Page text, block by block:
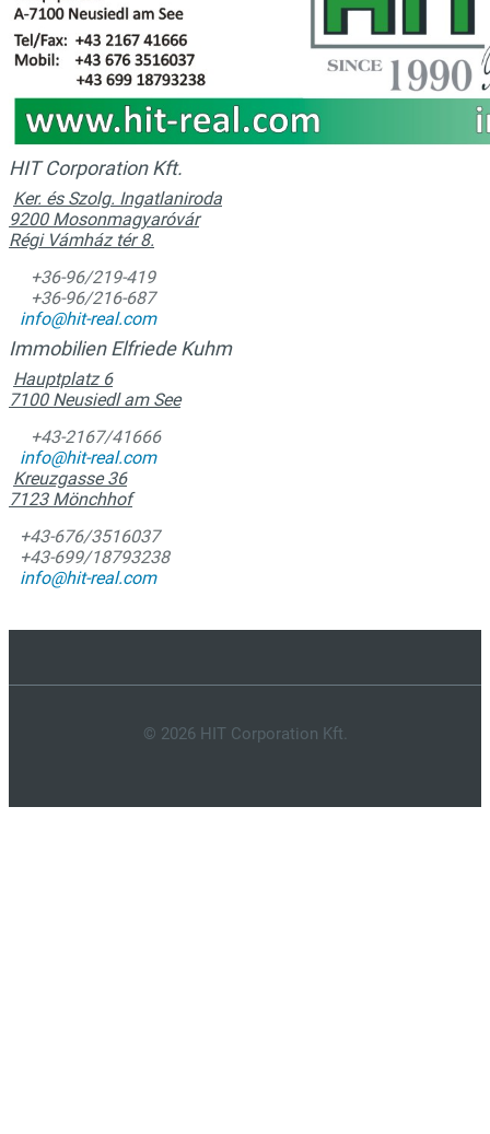
HIT Corporation Kft.
Ker. és Szolg. Ingatlaniroda
9200 Mosonmagyaróvár
Régi Vámház tér 8.
+36-96/219-419
+36-96/216-687
info@hit-real.com
Immobilien Elfriede Kuhm
Hauptplatz 6
7100 Neusiedl am See
+43-2167/41666
info@hit-real.com
Kreuzgasse 36
7123 Mönchhof
+43-676/3516037
+43-699/18793238
info@hit-real.com
© 2026 HIT Corporation Kft.